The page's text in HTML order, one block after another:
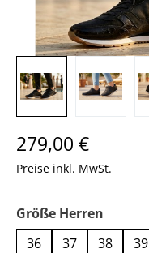
Regulärer Preis:
279,00 €
Preise inkl. MwSt.
Größe Herren
36
37 38 39